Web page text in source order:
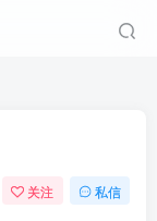
关注 私信